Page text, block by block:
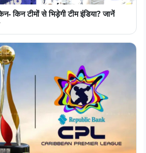
किन टीमों से भिड़ेगी टीम इंडिया? जानें